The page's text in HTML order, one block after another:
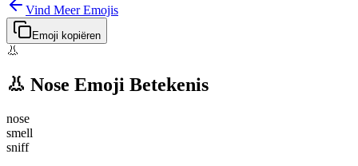
Vind Meer Emojis
Emoji kopiëren
👃
👃 Nose Emoji Betekenis
nose
smell
sniff